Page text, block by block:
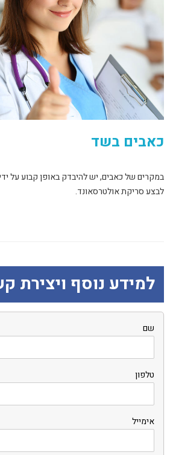
כאבים בשד
במקרים של כאבים, יש להיבדק באופן קבוע על
לבצע סריקת אולטרסאונד.
למידע נוסף ויצירת
שם
טלפון
אימייל